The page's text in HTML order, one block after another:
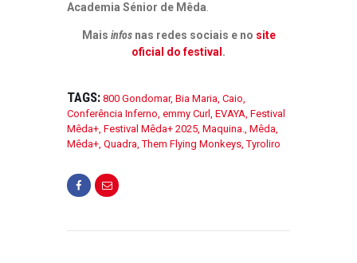
Academia Sénior de Mêda
Mais infosnas redes sociais e no site
oficial do festival .
TAGS: 800 Gondomar, Bia Maria Caio
Conferência Inferno emmy Curl EVAYA Festival
Mêda+ Festival Mêda+ 2025 Maquina. Mêda
Mêda+ Quadra ,Them Flying Monkeys ,Tyroliro